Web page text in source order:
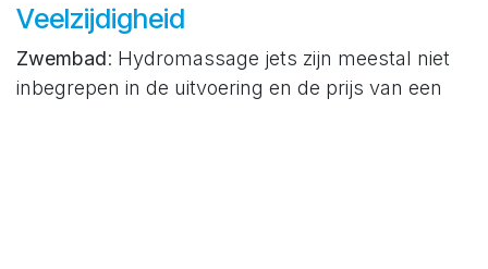
Veelzijdigheid
Zwembad: Hydromassage jets zijn meestal niet
inbegrepen in de uitvoering en de prijs van een